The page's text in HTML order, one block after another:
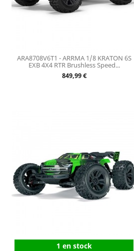
ARA8708V6T1 - ARRMA 1/8 KRATON 6S
EXB 4X4 RTR Brushless Speed...
Prix
849,99 €
1 en stock